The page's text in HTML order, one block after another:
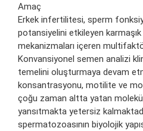
Amaç
Erkek infertilitesi, sperm
potansiyelini etkileyen
mekanizmaları içeren
Konvansiyonel semen analizi
temelini oluşturmaya devam
konsantrasyonu, motilite ve
çoğu zaman altta yatan
yansıtmakta yetersiz
spermatozoasının biyolojik